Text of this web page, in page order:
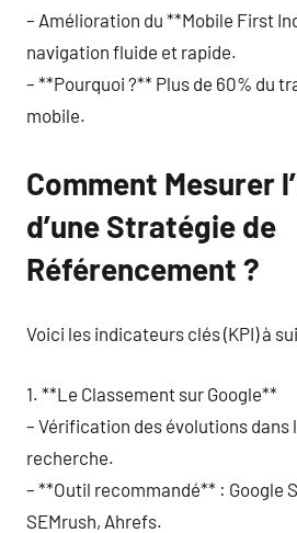
– Amélioration du **Mobile First
navigation fluide et rapide.
– **Pourquoi ?** Plus de 60% du
mobile.
Comment Mesurer
d’une Stratégie de
Référencement ?
Voici les indicateurs clés (KPI) à
1. **Le Classement sur Google**
– Vérification des évolutions dans
recherche.
– **Outil recommandé** : Google
SEMrush, Ahrefs.